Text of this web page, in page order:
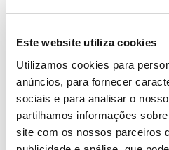
Este website utiliza cookies
Utilizamos cookies para
anúncios, para fornecer
sociais e para analisar o
partilhamos informações
site com os nossos parceiros